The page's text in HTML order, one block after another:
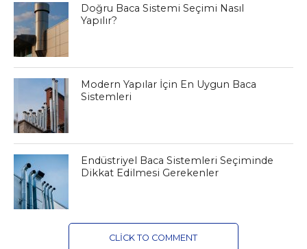
Doğru Baca Sistemi Seçimi Nasıl
Yapılır?
Modern Yapılar İçin En Uygun Baca
Sistemleri
Endüstriyel Baca Sistemleri Seçiminde
Dikkat Edilmesi Gerekenler
CLICK TO COMMENT